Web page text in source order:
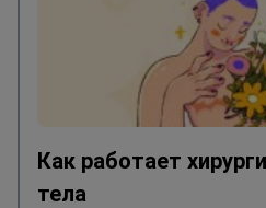
Как работает
тела